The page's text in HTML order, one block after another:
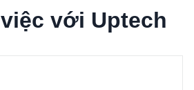
với Uptech